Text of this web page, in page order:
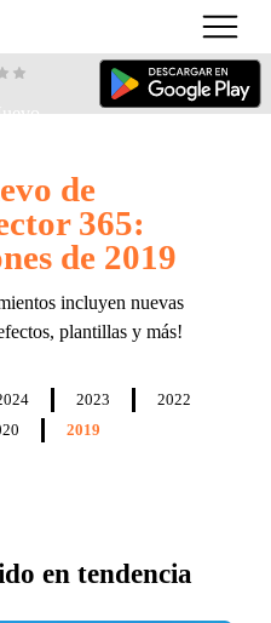
de
365:
de 2019
incluyen nuevas
plantillas y más!
2023
2022
2019
en tendencia